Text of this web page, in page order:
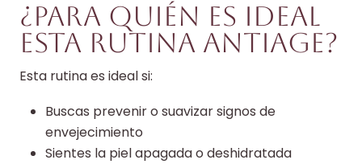
¿Para quién es ideal
esta rutina antiage?
Esta rutina es ideal si:
Buscas prevenir o suavizar signos de
envejecimiento
Sientes la piel apagada o deshidratada